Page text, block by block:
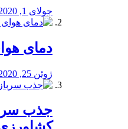
جولای 1, 2020
دمای
ژوئن 25, 2020
جذب